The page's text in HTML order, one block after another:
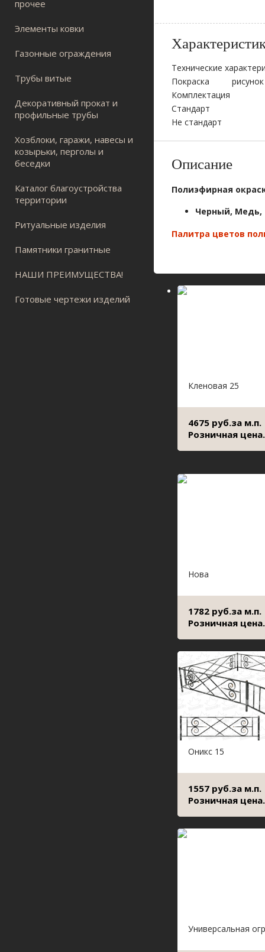
прочее
Элементы ковки
Газонные ограждения
Трубы витые
Декоративный прокат и
профильные трубы
Хозблоки, гаражи, навесы и
козырьки, перголы и
беседки
Каталог благоустройства
территории
Ритуальные изделия
Памятники гранитные
НАШИ ПРЕИМУЩЕСТВА!
Готовые чертежи изделий
Технические
Покраска
Комплектация
Стандарт
Не стандарт
Описание
Полиэфирная
Черный, Медь,
Палитра цветов
Кленовая 25
4675 руб.за м.п.
Розничная цена.
Нова
1782 руб.за м.п.
Розничная цена.
Оникс 15
1557 руб.за м.п.
Розничная цена.
Универсальная